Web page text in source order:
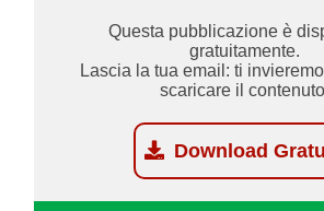
Questa pubblicazione è
gratuitamente.
Lascia la tua email: ti
scaricare il
Download